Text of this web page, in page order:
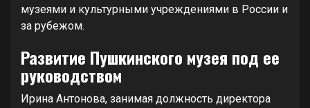
музеями и культурными учреждениями в России и
за рубежом.
Развитие Пушкинского музея под ее
руководством
Ирина Антонова, занимая должность директора